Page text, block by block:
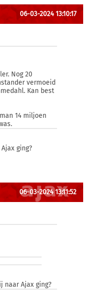
06-03-2024 13:10:17
Nog 20
vermoeid
Kan best
14 miljoen
ging?
06-03-2024 13:11:52
naar Ajax ging?